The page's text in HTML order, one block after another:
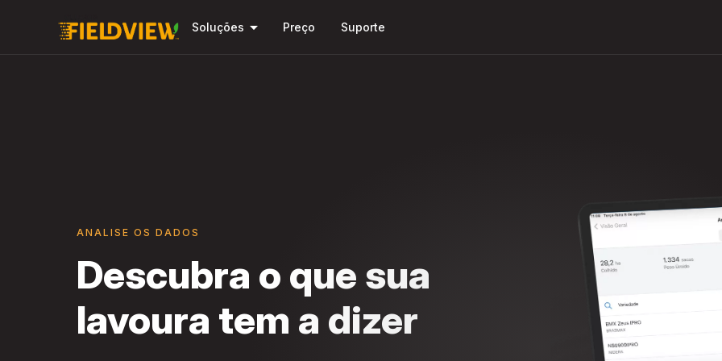
Soluções arrow_drop_down Preço Suporte
ANALISE OS DADOS
Descubra o que sua
lavoura tem a dizer